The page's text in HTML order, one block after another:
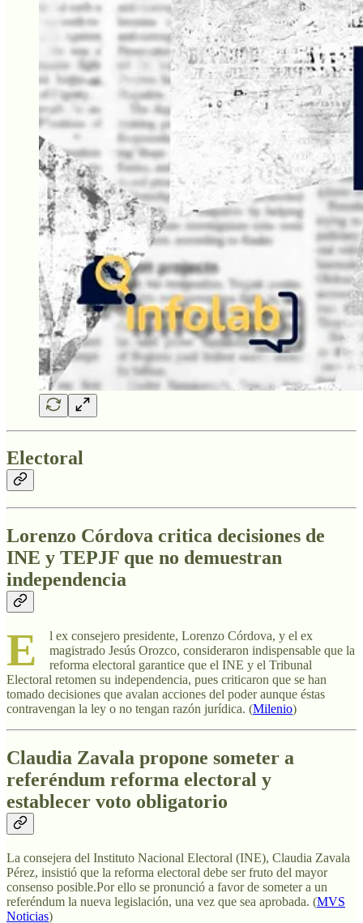
Electoral
Lorenzo Córdova critica decisiones de
INE y TEPJF que no demuestran
independencia
E
l ex consejero presidente, Lorenzo Córdova, y el ex
magistrado Jesús Orozco, consideraron indispensable que la
reforma electoral garantice que el INE y el Tribunal
Electoral retomen su independencia, pues criticaron que se han
tomado decisiones que avalan acciones del poder aunque éstas
contravengan la ley o no tengan razón jurídica. (Milenio)
Claudia Zavala propone someter a
referéndum reforma electoral y
establecer voto obligatorio
La consejera del Instituto Nacional Electoral (INE), Claudia Zavala
Pérez, insistió que la reforma electoral debe ser fruto del mayor
consenso posible.Por ello se pronunció a favor de someter a un
referéndum la nueva legislación, una vez que sea aprobada. (MVS
Noticias)